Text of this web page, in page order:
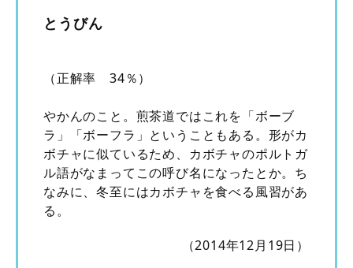
とうびん
（正解率 34％）
やかんのこと。煎茶道ではこれを「ボーブ
ラ」「ボーフラ」ということもある。形がカ
ボチャに似ているため、カボチャのポルトガ
ル語がなまってこの呼び名になったとか。ち
なみに、冬至にはカボチャを食べる風習があ
る。
（2014年12月19日）